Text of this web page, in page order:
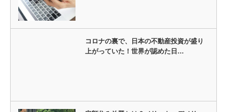
コロナの裏で、日本の不動産投資が盛り
上がっていた！世界が認めた日…